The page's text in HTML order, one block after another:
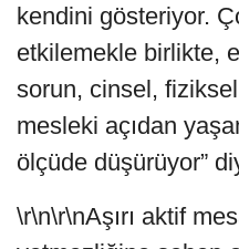
kendini gösteriyor.
etkilemekle birlikte,
sorun, cinsel,
mesleki açıdan
ölçüde düşürüyor”
\r\n\r\nAşırı aktif